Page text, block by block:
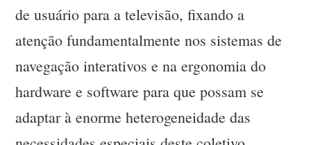
de usuário para a televisão, fixando a
atenção fundamentalmente nos sistemas de
navegação interativos e na ergonomia do
hardware e software para que possam se
adaptar à enorme heterogeneidade das